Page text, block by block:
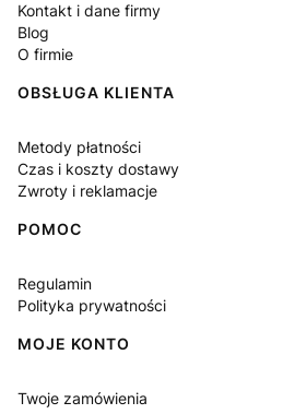
Kontakt i dane firmy
Blog
O firmie
OBSŁUGA KLIENTA
Metody płatności
Czas i koszty dostawy
Zwroty i reklamacje
POMOC
Regulamin
Polityka prywatności
MOJE KONTO
Twoje zamówienia